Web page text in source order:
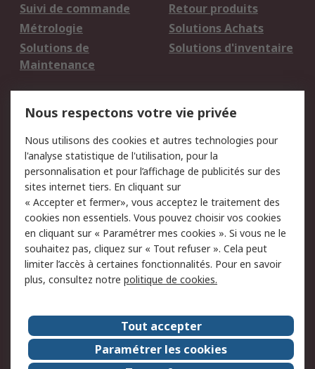
Suivi de commande
Retour produits
Métrologie
Solutions Achats
Solutions de
Maintenance
Solutions d'inventaire
du site
Politique de protection
des données - Mise à
jour
Sécurité des E-mails
Conditions générales
de vente
Politique anti-
corruption
Campagnes marketing
A propos de RS
A propos de RS France
Evénements
Le groupe RS Group Plc
Presse
RS dans le monde
Démarche RSE
Nous respectons votre vie privée
Nous utilisons des cookies et autres technologies pour
l'analyse statistique de l'utilisation, pour la
personnalisation et pour l’affichage de publicités sur des
sites internet tiers. En cliquant sur
« Accepter et fermer», vous acceptez le traitement des
cookies non essentiels. Vous pouvez choisir vos cookies
en cliquant sur « Paramétrer mes cookies ». Si vous ne le
souhaitez pas, cliquez sur « Tout refuser ». Cela peut
limiter l’accès à certaines fonctionnalités. Pour en savoir
plus, consultez notre politique de cookies.
Tout accepter
Paramétrer les cookies